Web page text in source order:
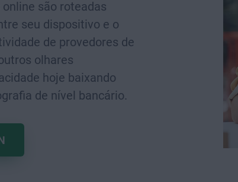
são roteadas
seu dispositivo e o
de provedores de
olhares
hoje baixando
de nível bancário.